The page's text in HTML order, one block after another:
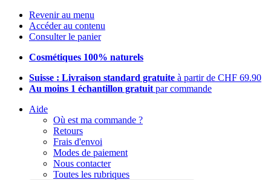
Revenir au menu
Accéder au contenu
Consulter le panier
Cosmétiques 100% naturels
Suisse : Livraison standard gratuite à partir de CHF 69.90
Au moins 1 échantillon gratuit par commande
Aide
Où est ma commande ?
Retours
Frais d'envoi
Modes de paiement
Nous contacter
Toutes les rubriques